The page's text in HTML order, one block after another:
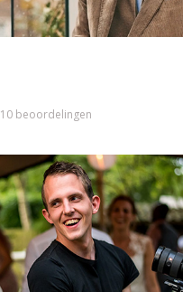
10 beoordelingen